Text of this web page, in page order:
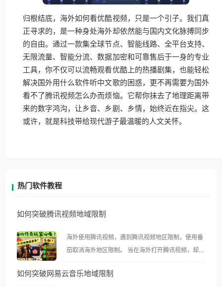
归根结底，海外如何看优酷视频，只是一个引子。我们真
正寻求的，是一种身处海外却依然能与国内文化脉搏同步
的自由。通过一款集全球节点、智能线路、全平台支持、
无限流量、智能分流、数据加密和可靠售后于一身的专业
工具，你不仅可以流畅观看优酷上的热播剧集，也能轻松
解决国外用什么软件听中文歌的困惑，更不再需要为国外
看不了腾讯视频怎么办而烦恼。它帮你抹去了地理距离带
来的数字鸿沟，让乡音、乡剧、乡情，始终近在指尖。这
或许，就是科技带给现代游子最温暖的人文关怀。
热门软件教程
如何突破腾讯视频地域限制
海外使用腾讯视频，遇到腾讯视频地区限制，使用番
茄取消海外地区限制。 当在海外打开腾讯视频，却突
示语。 海外用户如香港、澳门、台湾、美国、加拿
如何突破网易云音乐地域限制